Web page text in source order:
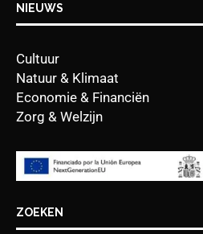
NIEUWS
Cultuur
Natuur & Klimaat
Economie & Financiën
Zorg & Welzijn
ZOEKEN